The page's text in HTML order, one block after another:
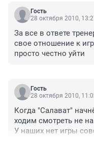
Гость
28 октября 2010,
За все в ответе
свое отношение к
просто честно уйти
Гость
28 октября 2010,
Когда "Салават"
ходим смотреть не
У наших нет игры